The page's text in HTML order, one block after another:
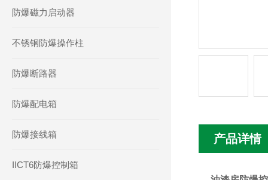
防爆磁力启动器
不锈钢防爆操作柱
防爆断路器
防爆配电箱
防爆接线箱
IICT6防爆控制箱
产品详情